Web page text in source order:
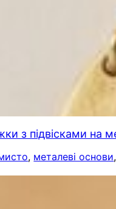
з підвісками на
, металеві основи